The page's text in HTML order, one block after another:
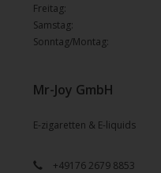
Mr-Joy GmbH
E-zigaretten & E-liquids
+49176 2679 8853
Freitag:
Samstag:
Sonntag/Montag: